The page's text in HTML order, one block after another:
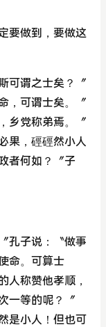
要做到，要做这
可谓之士矣？〞
，可谓士矣。〞
乡党称弟焉。〞
果，硜硜然小人
者何如？〞子
孔子说：〝做事
命。可算士
人称赞他孝顺，
一等的呢？〞
是小人！但也可